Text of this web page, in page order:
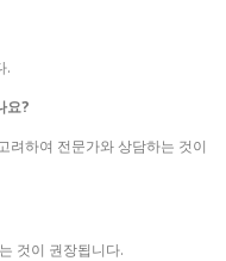
.
요?
려하여 전문가와 상담하는 것이
것이 권장됩니다.